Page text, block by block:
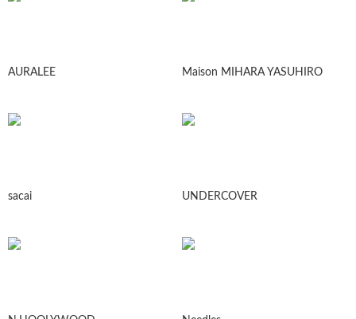
AURALEE Maison MIHARA YASUHIRO
sacai UNDERCOVER